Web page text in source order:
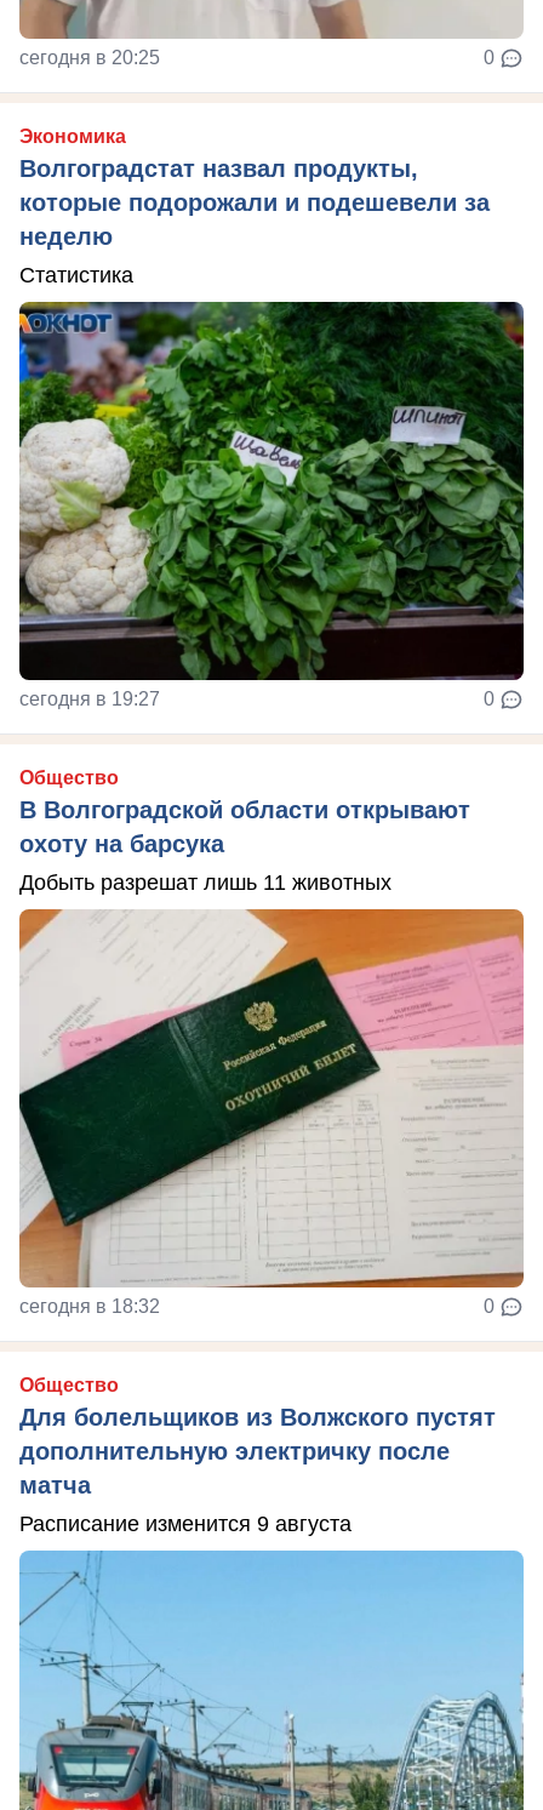
сегодня в 20:25 0
Экономика
Волгоградстат назвал продукты,
которые подорожали и подешевели за
неделю
Статистика
сегодня в 19:27 0
Общество
В Волгоградской области открывают
охоту на барсука
Добыть разрешат лишь 11 животных
сегодня в 18:32 0
Общество
Для болельщиков из Волжского пустят
дополнительную электричку после
матча
Расписание изменится 9 августа